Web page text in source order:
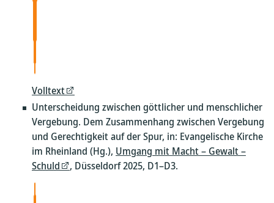
Volltext
Unterscheidung zwischen göttlicher und menschlicher
Vergebung. Dem Zusammenhang zwischen Vergebung
und Gerechtigkeit auf der Spur, in: Evangelische Kirche
im Rheinland (Hg.), Umgang mit Macht – Gewalt –
Schuld
, Düsseldorf 2025, D1–D3.